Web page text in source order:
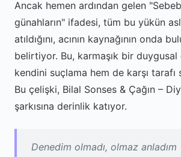
Ancak hemen ardından gelen
günahların" ifadesi, tüm bu yükün
atıldığını, acının kaynağının onda
belirtiyor. Bu, karmaşık bir duygusal
kendini suçlama hem de karşı tarafı
Bu çelişki, Bilal Sonses & Çağın –
şarkısına derinlik katıyor.
Denedim olmadı, olmaz anladım